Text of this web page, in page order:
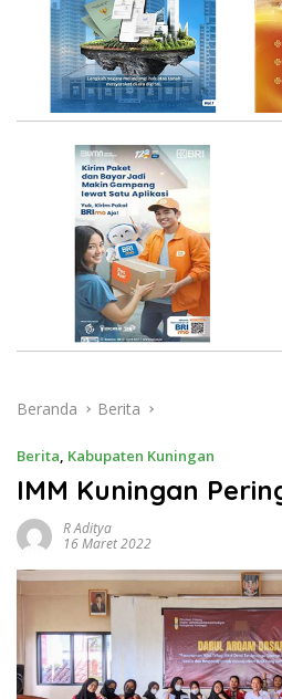
Beranda Berita
Berita, Kabupaten Kuningan
IMM Kuningan
R Aditya
16 Maret 2022